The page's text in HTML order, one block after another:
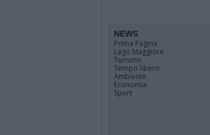
NEWS
Prima Pagina
Lago Maggiore
Turismo
Tempo libero
Ambiente
Economia
Sport